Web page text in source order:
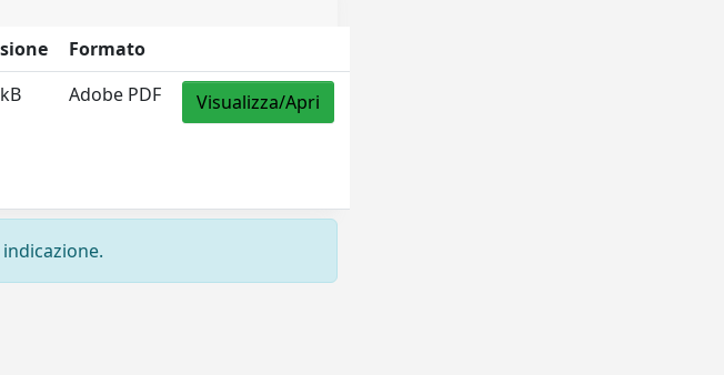
Formato
Adobe PDF Visualizza/Apri